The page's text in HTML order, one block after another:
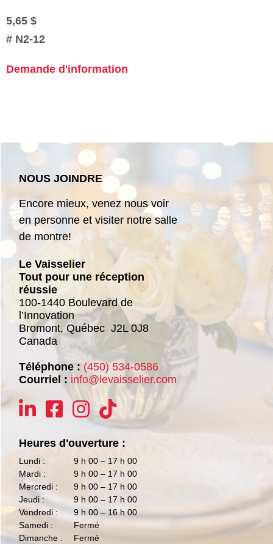
5,65 $
# N2-12
Demande d'information
NOUS JOINDRE
Encore mieux, venez nous voir
en personne et visiter notre salle
de montre!
Le Vaisselier
Tout pour une réception
réussie
100-1440 Boulevard de
l’Innovation
Bromont,Québec J2L 0J8
Canada
Téléphone : (450) 534-0586
Courriel : info@levaisselier.com
Heures d'ouverture :
Lundi :
Mardi :
Mercredi :
Jeudi :
Vendredi :
Samedi :
Dimanche :
9 h 00 – 17 h 00
9 h 00 – 17 h 00
9 h 00 – 17 h 00
9 h 00 – 17 h 00
9 h 00 – 16 h 00
Fermé
Fermé